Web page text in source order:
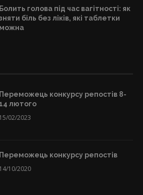
Болить голова під час вагітності: як
біль без ліків, які таблетки
можна
Переможець конкурсу репостів 8-
лютого
15/02/2023
Переможець конкурсу репостів
14/10/2020